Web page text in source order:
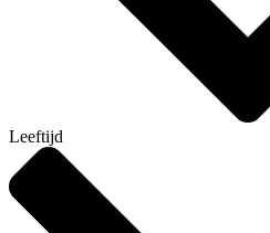
Leeftijd